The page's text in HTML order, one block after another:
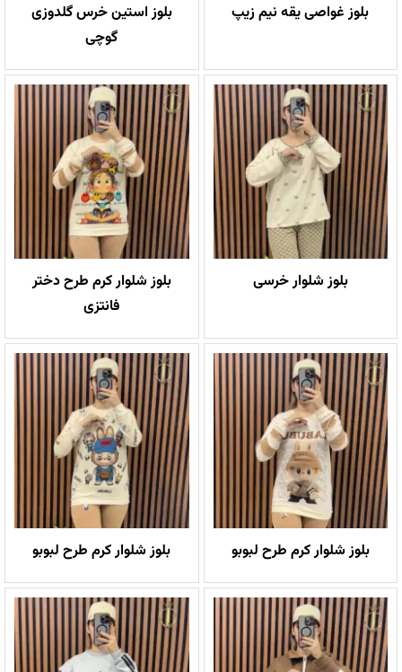
بلوز غواصی یقه نیم زیپ
بلوز استین خرس گلدوزی
گوچی
بلوز شلوار خرسی
بلوز شلوار کرم طرح دختر
فانتزی
بلوز شلوار کرم طرح لبوبو بلوز شلوار کرم طرح لبوبو